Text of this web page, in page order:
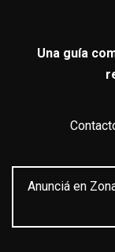
Una guía
Anunciá en